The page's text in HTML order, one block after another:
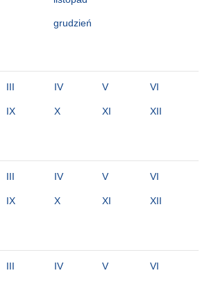
grudzień
III IV V VI
IX X XI XII
III IV V VI
IX X XI XII
III IV V VI